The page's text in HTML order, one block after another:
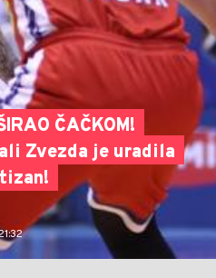
ČAČKOM!
Zvezda je uradila